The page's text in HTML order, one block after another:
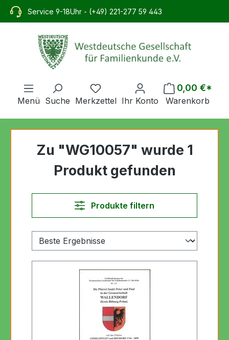
springen
Service 9-18Uhr - (+49) 221-277 59 443
Menü Suche Merkzettel Ihr Konto
0,00 €*
Warenkorb
Zu "WG10057" wurde 1
Produkt gefunden
Produkte filtern